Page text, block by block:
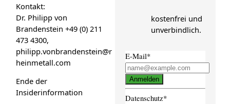
Kontakt:
Dr. Philipp von
Brandenstein +49 (0) 211
473 4300,
philipp.vonbrandenstein@r
heinmetall.com
Ende der
Insiderinformation
kostenfrei und
unverbindlich.
E-Mail*
Anmelden
Datenschutz*